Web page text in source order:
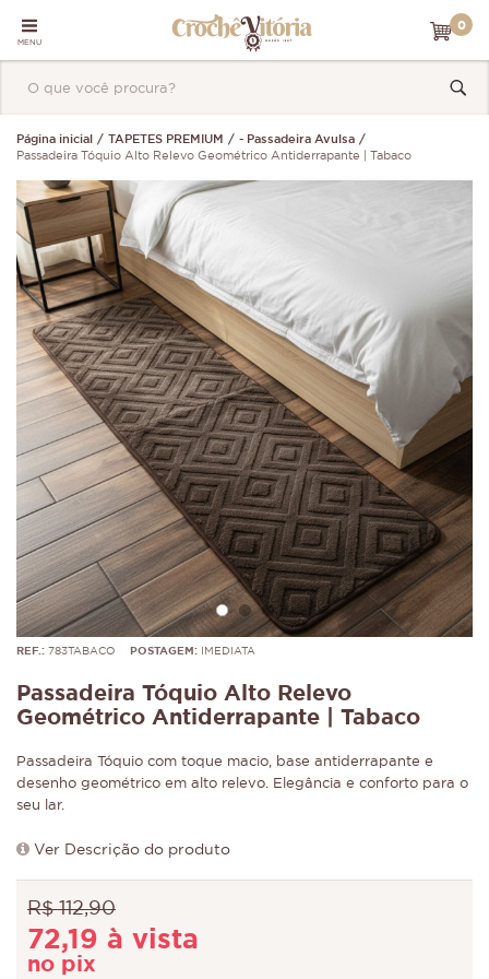
MENU
0
Página inicial TAPETES PREMIUM
- Passadeira Avulsa
Passadeira Tóquio Alto Relevo Geométrico Antiderrapante | Tabaco
REF.: 783TABACO POSTAGEM: IMEDIATA
Passadeira Tóquio Alto Relevo
Geométrico Antiderrapante | Tabaco
Passadeira Tóquio com toque macio, base antiderrapante e
desenho geométrico em alto relevo. Elegância e conforto para o
seu lar.
Ver Descrição do produto
R$ 112,90
72,19 à vista
no pix